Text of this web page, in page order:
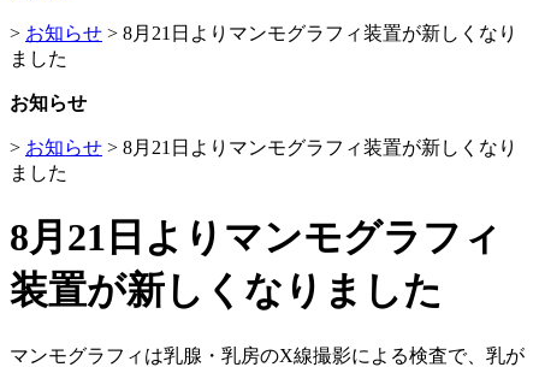
> お知らせ > 8月21日よりマンモグラフィ装置が新しくなり
ました
お知らせ
> お知らせ > 8月21日よりマンモグラフィ装置が新しくなり
ました
8月21日よりマンモグラフィ
装置が新しくなりました
マンモグラフィは乳腺・乳房のX線撮影による検査で、乳が